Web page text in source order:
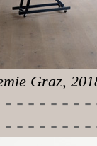
Graz,